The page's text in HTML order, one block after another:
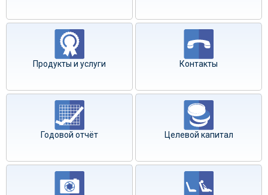
Продукты и услуги Контакты
Годовой отчёт Целевой капитал